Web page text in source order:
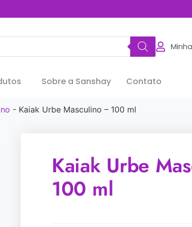
Sobre a Sanshay Contato
- Kaiak Urbe Masculino – 100 ml
Kaiak Urbe
100 ml